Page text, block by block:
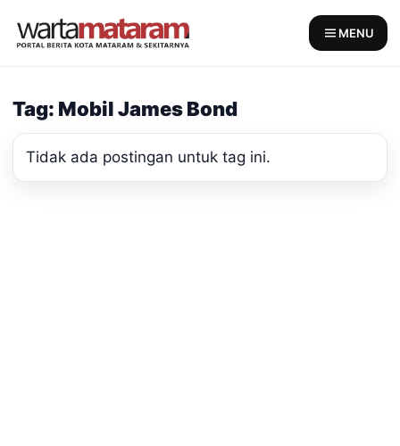
MENU
Tag: Mobil James Bond
Tidak ada postingan untuk tag ini.